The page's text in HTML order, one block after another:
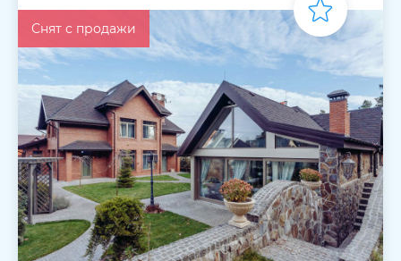
Снят с продажи